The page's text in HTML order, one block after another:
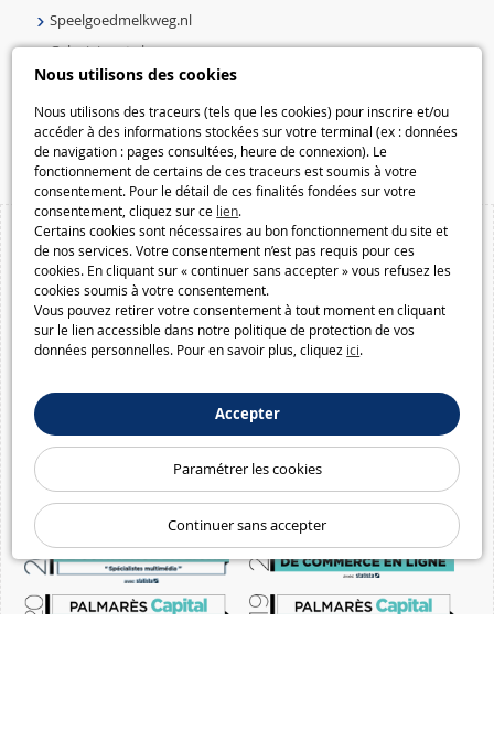
Nous utilisons des cookies
Nous utilisons des traceurs (tels que les cookies) pour inscrire et/ou
accéder à des informations stockées sur votre terminal (ex : données
de navigation : pages consultées, heure de connexion). Le
fonctionnement de certains de ces traceurs est soumis à votre
consentement. Pour le détail de ces finalités fondées sur votre
consentement, cliquez sur ce lien.
Certains cookies sont nécessaires au bon fonctionnement du site et
de nos services. Votre consentement n’est pas requis pour ces
cookies. En cliquant sur « continuer sans accepter » vous refusez les
cookies soumis à votre consentement.
Vous pouvez retirer votre consentement à tout moment en cliquant
sur le lien accessible dans notre politique de protection de vos
données personnelles. Pour en savoir plus, cliquez ici.
Accepter
Paramétrer les cookies
Continuer sans accepter
Speelgoedmelkweg.nl
Galaxiejouets.be
Galaxiespielzeug.be
Speelgoedmelkweg.be
Macway.com